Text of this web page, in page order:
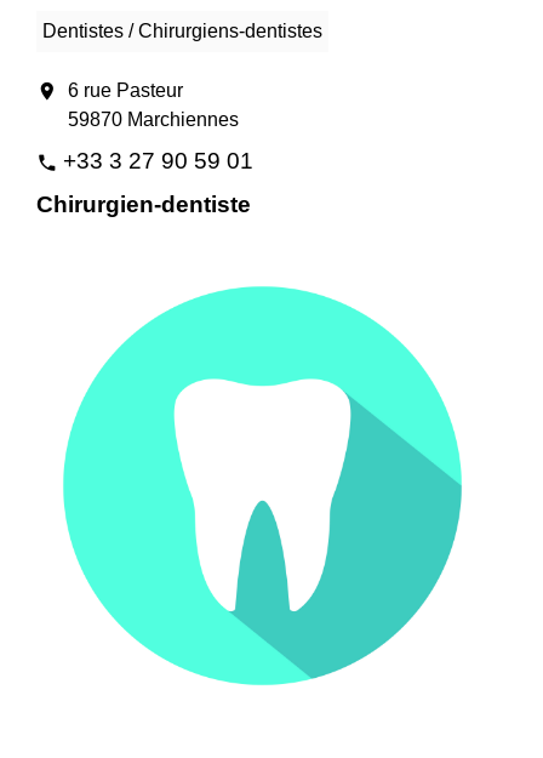
Dentistes / Chirurgiens-dentistes
location_on
6 rue Pasteur
59870 Marchiennes
phone +33 3 27 90 59 01
Chirurgien-dentiste